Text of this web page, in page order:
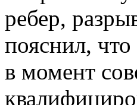
ребер,
пояснил,
в момент